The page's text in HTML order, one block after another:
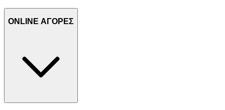
ONLINE ΑΓΟΡΕΣ